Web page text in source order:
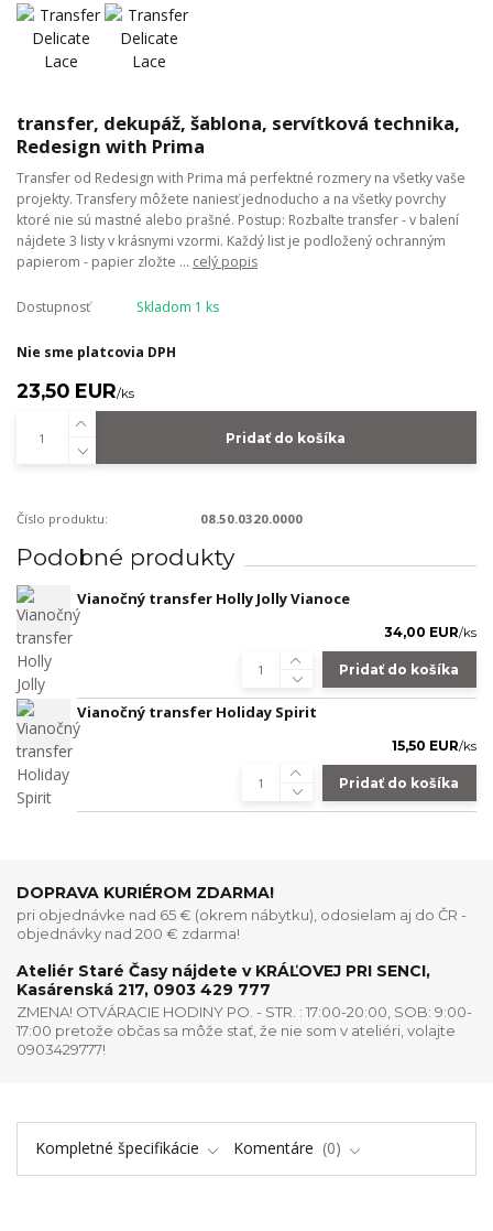
transfer, dekupáž, šablona, servítková technika,
Redesign with Prima
Transfer od Redesign with Prima má perfektné rozmery na všetky vaše
projekty. Transfery môžete naniesť jednoducho a na všetky povrchy
ktoré nie sú mastné alebo prašné. Postup: Rozbaľte transfer - v balení
nájdete 3 listy v krásnymi vzormi. Každý list je podložený ochranným
papierom - papier zložte ... celý popis
Dostupnosť Skladom 1 ks
Nie sme platcovia DPH
23,50 EUR/ks
Pridať do košíka
Číslo produktu: 08.50.0320.0000
Podobné produkty
Vianočný transfer Holly Jolly Vianoce
34,00 EUR/ks
Pridať do košíka
Vianočný transfer Holiday Spirit
15,50 EUR/ks
Pridať do košíka
DOPRAVA KURIÉROM ZDARMA!
pri objednávke nad 65 € (okrem nábytku), odosielam aj do ČR -
objednávky nad 200 € zdarma!
Ateliér Staré Časy nájdete v KRÁĽOVEJ PRI SENCI,
Kasárenská 217, 0903 429 777
ZMENA! OTVÁRACIE HODINY PO. - STR. : 17:00-20:00, SOB: 9:00-
17:00 pretože občas sa môže stať, že nie som v ateliéri, volajte
0903429777!
Kompletné špecifikácie Komentáre 0